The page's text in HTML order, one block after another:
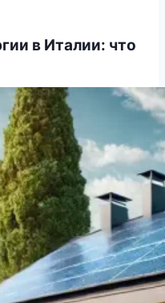
в Италии: что